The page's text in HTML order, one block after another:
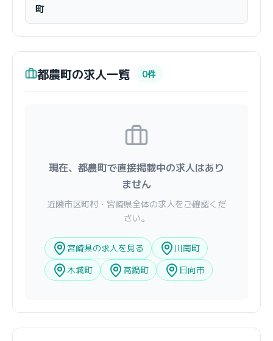
町
都農町の求人一覧 0件
現在、都農町で直接掲載中の求人はあり
ません
近隣市区町村・宮崎県全体の求人をご確認くだ
さい。
宮崎県の求人を見る
川南町
木城町
高鍋町 日向市